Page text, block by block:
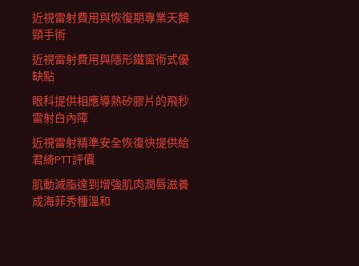
近視雷射費用與恢復期專業天鵝
頸手術
近視雷射費用與隱形鐵窗術式優
缺點
眼科提供相應導熱矽膠片的飛秒
雷射白內障
近視雷射精準安全恢復快提供給
君綺PTT評價
肌動減脂達到增強肌肉潤唇滋養
成海菲秀種溫和